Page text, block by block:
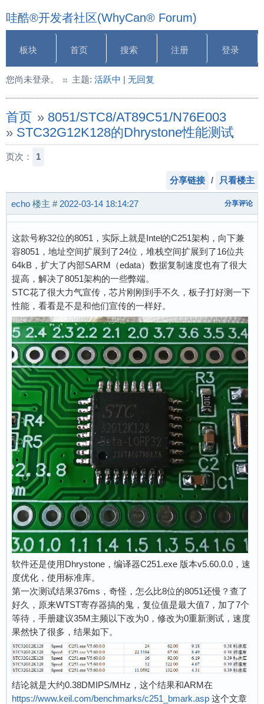
哇酷®开发者社区(WhyCan® Forum)
板块 首页 搜索 注册 登录
您尚未登录。 主题: 活跃中 | 无回复
首页 » 8051/STC8/AT89C51/N76E003
» STC32G12K128的Dhrystone性能测试
页次： 1
分享链接 / 只看楼主
echo 楼主 # 2022-03-14 18:14:27 分享评论
这款号称32位的8051，实际上就是Intel的C251架构，向下兼
容8051，地址空间扩展到了24位，堆栈空间扩展到了16位共
64kB，扩大了内部SARM（edata）数据复制速度也有了很大
提高，解决了8051架构的一些弊端。
STC花了很大力气宣传，芯片刚刚到手不久，板子打好测一下
性能，看看是不是和他们宣传的一样好。
软件还是使用Dhrystone，编译器C251.exe 版本v5.60.0.0，速
度优化，使用标准库。
第一次测试结果376ms，奇怪，怎么比8位的8051还慢？查了
好久，原来WTST寄存器搞的鬼，复位值是最大值7，加了7个
等待，手册建议35M主频以下改为0，修改为0重新测试，速度
果然快了很多，结果如下。
结论就是大约0.38DMIPS/MHz，这个结果和ARM在
https://www.keil.com/benchmarks/c251_bmark.asp 这个文章